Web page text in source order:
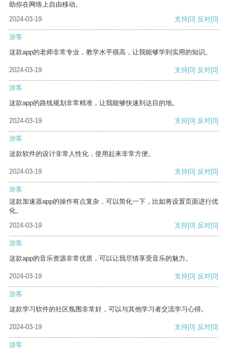
助你在网络上自由移动。
2024-03-19
支持[0] 反对[0]
游客
这款app的老师非常专业，教学水平很高，让我能够学到实用的知识。
2024-03-19 支持[0] 反对[0]
游客
这款app的路线规划非常精准，让我能够快速到达目的地。
2024-03-19 支持[0] 反对[0]
游客
这款软件的设计非常人性化，使用起来非常方便。
2024-03-19 支持[0] 反对[0]
游客
这款加速器app的操作有点复杂，可以简化一下，比如将设置页面进行优
化。
2024-03-19
支持[0] 反对[0]
游客
这款app的音乐资源非常优质，可以让我尽情享受音乐的魅力。
2024-03-19 支持[0] 反对[0]
游客
这款学习软件的社区氛围非常好，可以与其他学习者交流学习心得。
2024-03-19 支持[0] 反对[0]
游客